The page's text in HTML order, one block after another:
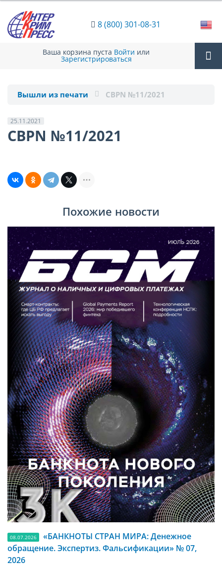
8 (800) 301-08-31
Ваша корзина пуста Войти или
Зарегистрироваться
Вышли из печати CBPN №11/2021
25.11.2021
CBPN №11/2021
Похожие новости
08.07.2026
«БАНКНОТЫ СТРАН МИРА: Денежное
обращение. Экспертиз. Фальсификации» № 07,
2026